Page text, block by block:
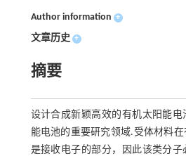
Author information +
文章历史 +
摘要
设计合成新颖高效的有机太阳能电
能电池的重要研究领域.受体材料
是接收电子的部分，因此该类分